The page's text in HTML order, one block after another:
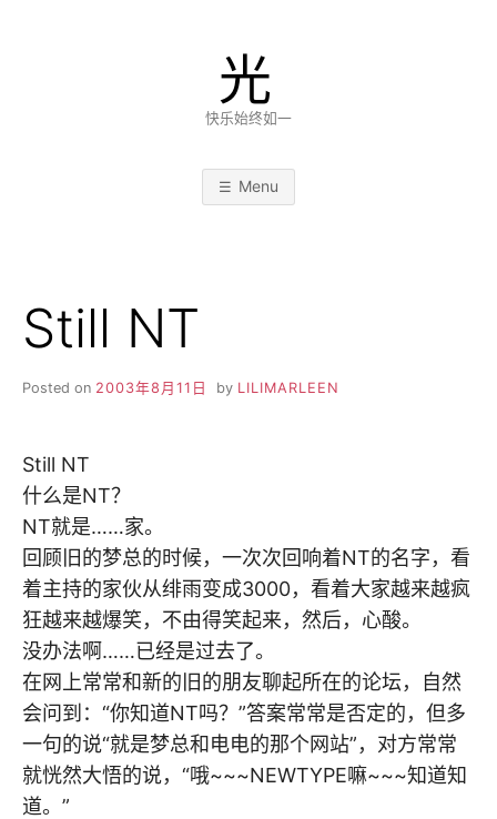
光
快乐始终如一
Menu
Still NT
Posted on 2003年8月11日 by LILIMARLEEN
Still NT
什么是NT？
NT就是……家。
回顾旧的梦总的时候，一次次回响着NT的名字，看
着主持的家伙从绯雨变成3000，看着大家越来越疯
狂越来越爆笑，不由得笑起来，然后，心酸。
没办法啊……已经是过去了。
在网上常常和新的旧的朋友聊起所在的论坛，自然
会问到：“你知道NT吗？”答案常常是否定的，但多
一句的说“就是梦总和电电的那个网站”，对方常常
就恍然大悟的说，“哦~~~NEWTYPE嘛~~~知道知
道。”